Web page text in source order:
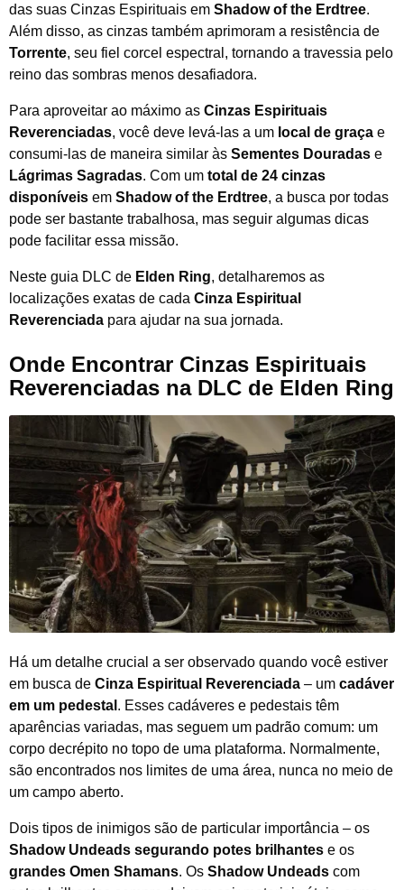
das suas Cinzas Espirituais em Shadow of the Erdtree.
Além disso, as cinzas também aprimoram a resistência de
Torrente, seu fiel corcel espectral, tornando a travessia pelo
reino das sombras menos desafiadora.
Para aproveitar ao máximo as Cinzas Espirituais
Reverenciadas, você deve levá-las a um local de graça e
consumi-las de maneira similar às Sementes Douradas e
Lágrimas Sagradas. Com um total de 24 cinzas
disponíveis em Shadow of the Erdtree, a busca por todas
pode ser bastante trabalhosa, mas seguir algumas dicas
pode facilitar essa missão.
Neste guia DLC de Elden Ring, detalharemos as
localizações exatas de cada Cinza Espiritual
Reverenciada para ajudar na sua jornada.
Onde Encontrar Cinzas Espirituais
Reverenciadas na DLC de Elden Ring
Há um detalhe crucial a ser observado quando você estiver
em busca de Cinza Espiritual Reverenciada – um cadáver
em um pedestal . Esses cadáveres e pedestais têm
aparências variadas, mas seguem um padrão comum: um
corpo decrépito no topo de uma plataforma. Normalmente,
são encontrados nos limites de uma área, nunca no meio de
um campo aberto.
Dois tipos de inimigos são de particular importância – os
Shadow Undeads segurando potes brilhantes e os
grandes Omen Shamans. Os Shadow Undeads com